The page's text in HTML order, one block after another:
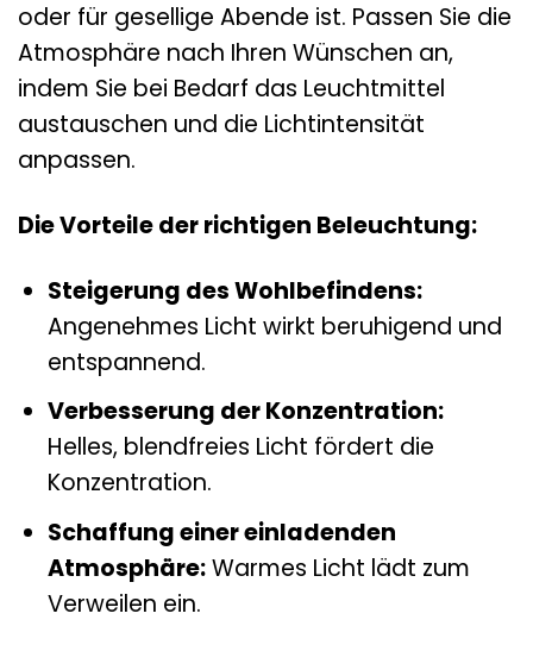
oder für gesellige Abende ist. Passen Sie die
Atmosphäre nach Ihren Wünschen an,
indem Sie bei Bedarf das Leuchtmittel
austauschen und die Lichtintensität
anpassen.
Die Vorteile der richtigen Beleuchtung:
Steigerung des Wohlbefindens:
Angenehmes Licht wirkt beruhigend und
entspannend.
Verbesserung der Konzentration:
Helles, blendfreies Licht fördert die
Konzentration.
Schaffung einer einladenden
Atmosphäre:Warmes Licht lädt zum
Verweilen ein.